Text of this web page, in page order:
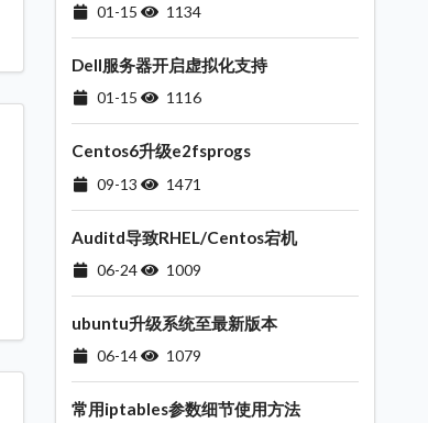
01-15 1134
Dell服务器开启虚拟化支持
01-15 1116
Centos6升级e2fsprogs
09-13 1471
Auditd导致RHEL/Centos宕机
06-24 1009
ubuntu升级系统至最新版本
06-14 1079
常用iptables参数细节使用方法